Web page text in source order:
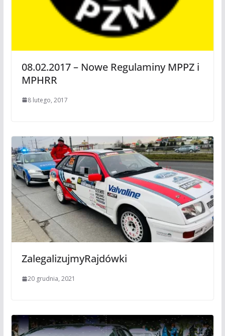
08.02.2017 – Nowe Regulaminy MPPZ i
MPHRR
8 lutego, 2017
ZalegalizujmyRajdówki
20 grudnia, 2021